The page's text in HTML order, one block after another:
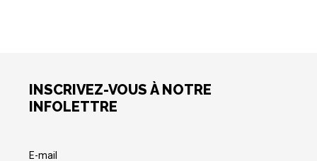
INSCRIVEZ-VOUS À NOTRE
INFOLETTRE